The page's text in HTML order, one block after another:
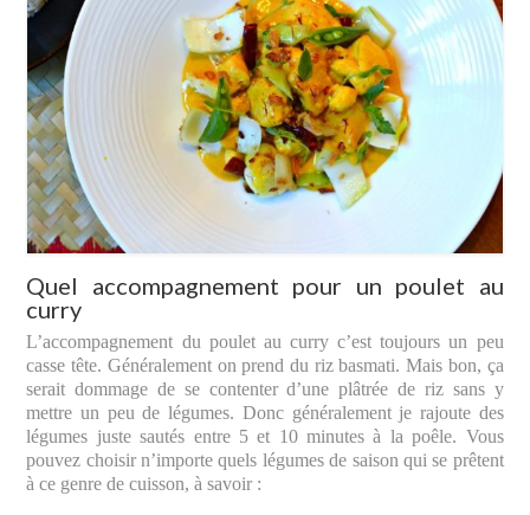
Quel accompagnement pour un poulet au
curry
L’accompagnement du poulet au curry c’est toujours un peu
casse tête. Généralement on prend du riz basmati. Mais bon, ça
serait dommage de se contenter d’une plâtrée de riz sans y
mettre un peu de légumes. Donc généralement je rajoute des
légumes juste sautés entre 5 et 10 minutes à la poêle. Vous
pouvez choisir n’importe quels légumes de saison qui se prêtent
à ce genre de cuisson, à savoir :